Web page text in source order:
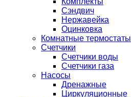
Сэндвич
Нержавейка
Оцинковка
Комнатные термостаты
Счетчики
Счетчики воды
Счетчики газа
Насосы
Дренажные
Циркуляционные